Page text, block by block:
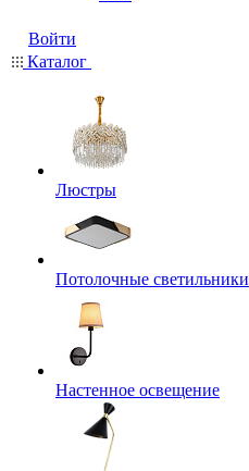
Войти
Каталог
Люстры
Потолочные светильники
Настенное освещение